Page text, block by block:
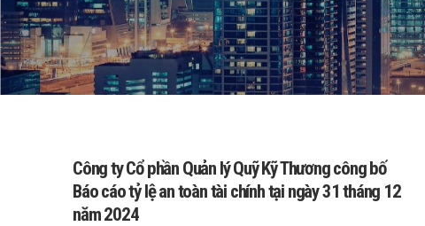
Công ty Cổ phần Quản lý Quỹ Kỹ Thương công bố
Báo cáo tỷ lệ an toàn tài chính tại ngày 31 tháng 12
năm 2024